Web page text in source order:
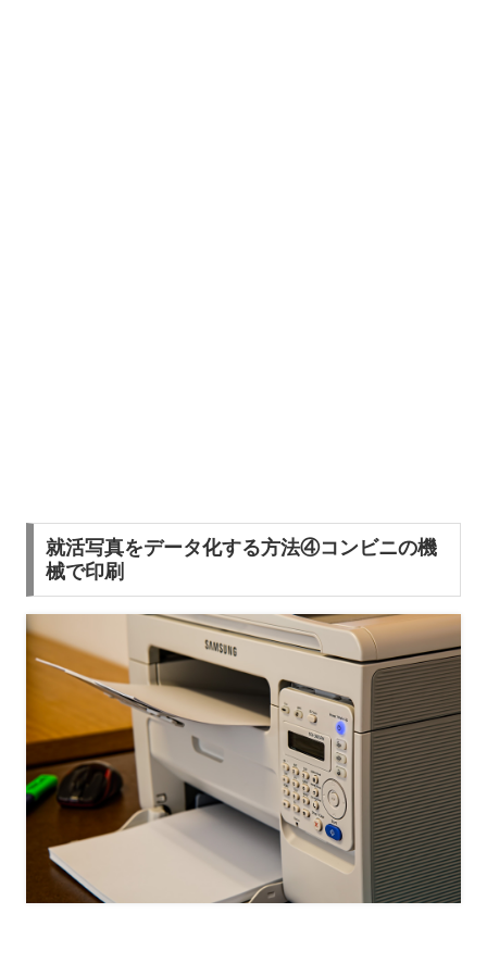
就活写真をデータ化する方法④コンビニの機
械で印刷